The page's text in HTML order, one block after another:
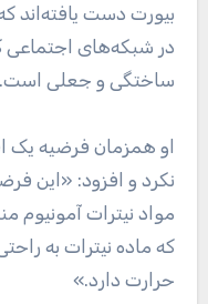
بیورت دست یافته‌‌اند
در شبکه‌های اجتماعی
ساختگی و جعلی است.
او همزمان فرضیه یک
نکرد و افزود: «این
مواد نیترات
حرارت دارد.»